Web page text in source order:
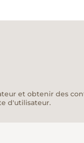
et obtenir des
d'utilisateur.